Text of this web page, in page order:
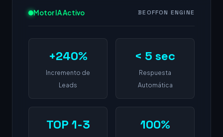
Motor IA Activo BEOFFON ENGINE
+240%
Incremento de
Leads
< 5 sec
Respuesta
Automática
TOP 1-3 100%